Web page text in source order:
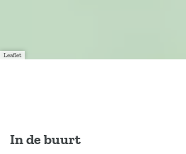
In de buurt
Leaflet